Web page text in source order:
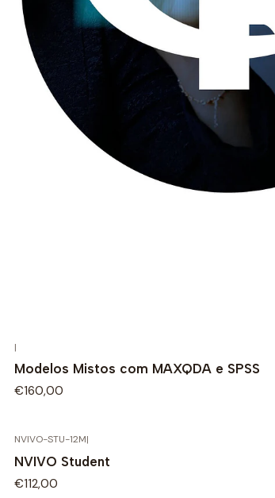
|
Modelos Mistos com MAXQDA e SPSS
€160,00
NVIVO-STU-12M|
NVIVO Student
€112,00